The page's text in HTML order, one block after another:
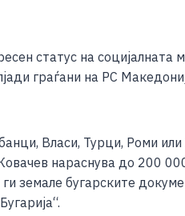
статус на
граѓани на РС
Власи, Турци, Роми или
нараснува до 200
земале бугарските